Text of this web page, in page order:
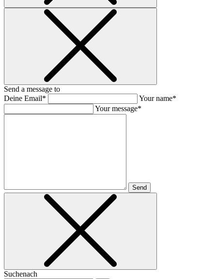
Send a message to
Deine Email*
Your name*
Your message*
Send
Suchenach